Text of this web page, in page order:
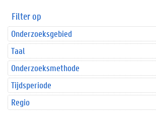
Filter op
Onderzoeksgebied
Taal
Onderzoeksmethode
Tijdsperiode
Regio